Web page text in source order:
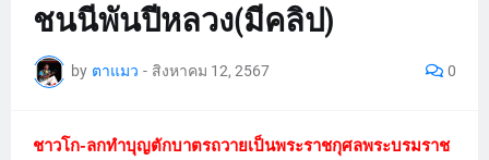
ชนนีพันปีหลวง(มีคลิป)
by ตาแมว - สิงหาคม 12, 2567 0
ชาวโก-ลกทำบุญตักบาตรถวายเป็นพระราชกุศลพระบรมราช